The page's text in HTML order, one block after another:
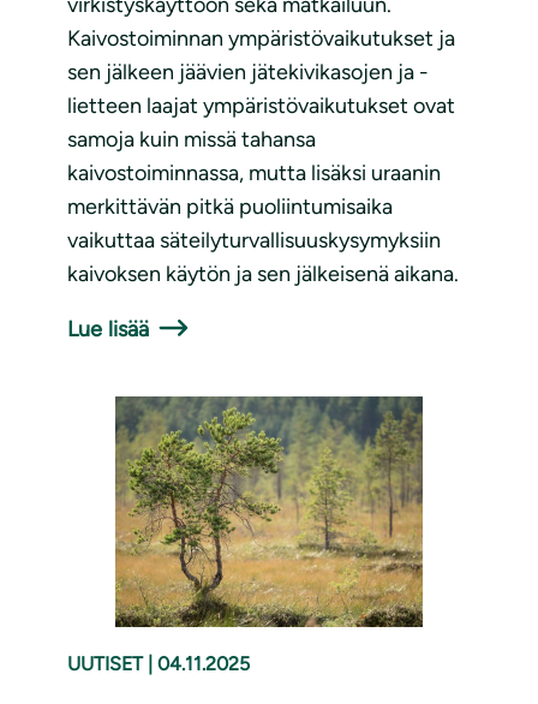
virkistyskäyttöön sekä matkailuun.
Kaivostoiminnan ympäristövaikutukset ja
sen jälkeen jäävien jätekivikasojen ja -
lietteen laajat ympäristövaikutukset ovat
samoja kuin missä tahansa
kaivostoiminnassa, mutta lisäksi uraanin
merkittävän pitkä puoliintumisaika
vaikuttaa säteilyturvallisuuskysymyksiin
kaivoksen käytön ja sen jälkeisenä aikana.
Lue lisää
UUTISET 04.11.2025